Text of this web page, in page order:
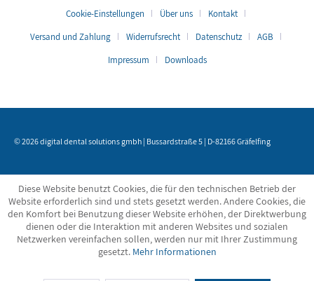
Cookie-Einstellungen Über uns
Kontakt
Versand und Zahlung
Widerrufsrecht Datenschutz
AGB
Impressum
Downloads
© 2026 digital dental solutions gmbh | Bussardstraße 5 | D-82166 Gräfelfing
Diese Website benutzt Cookies, die für den technischen Betrieb der
Website erforderlich sind und stets gesetzt werden. Andere Cookies, die
den Komfort bei Benutzung dieser Website erhöhen, der Direktwerbung
dienen oder die Interaktion mit anderen Websites und sozialen
Netzwerken vereinfachen sollen, werden nur mit Ihrer Zustimmung
gesetzt. Mehr Informationen